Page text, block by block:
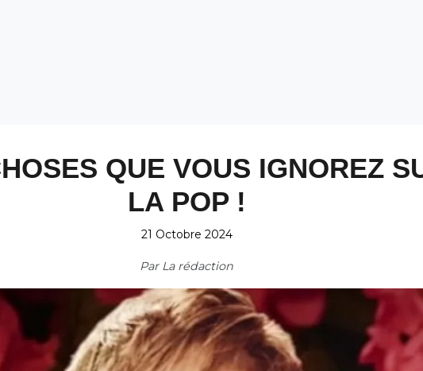
QUE VOUS IGNOREZ
LA POP !
21 Octobre 2024
Par La rédaction